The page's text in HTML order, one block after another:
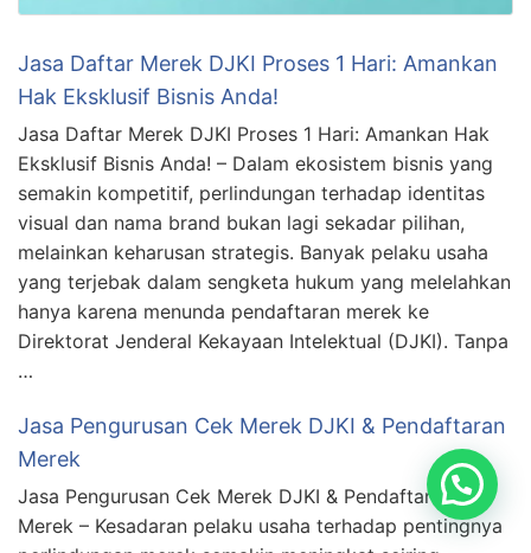
Jasa Daftar Merek DJKI Proses 1 Hari: Amankan
Hak Eksklusif Bisnis Anda!
Jasa Daftar Merek DJKI Proses 1 Hari: Amankan Hak
Eksklusif Bisnis Anda! – Dalam ekosistem bisnis yang
semakin kompetitif, perlindungan terhadap identitas
visual dan nama brand bukan lagi sekadar pilihan,
melainkan keharusan strategis. Banyak pelaku usaha
yang terjebak dalam sengketa hukum yang melelahkan
hanya karena menunda pendaftaran merek ke
Direktorat Jenderal Kekayaan Intelektual (DJKI). Tanpa
…
Jasa Pengurusan Cek Merek DJKI & Pendaftaran
Merek
Jasa Pengurusan Cek Merek DJKI & Pendaftaran
Merek – Kesadaran pelaku usaha terhadap pentingnya
Konsultasi Disini